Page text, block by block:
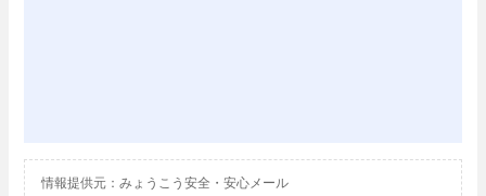
情報提供元：みょうこう安全・安心メール